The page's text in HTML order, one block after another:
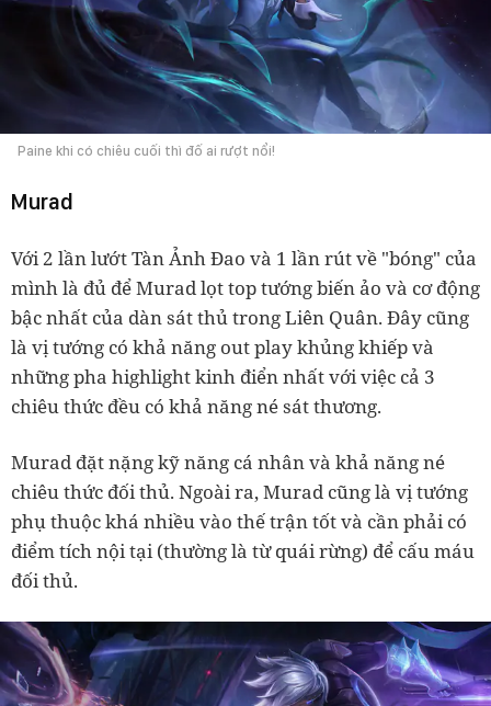
Paine khi có chiêu cuối thì đố ai rượt nổi!
Murad
Với 2 lần lướt Tàn Ảnh Đao và 1 lần rút về "bóng" của
mình là đủ để Murad lọt top tướng biến ảo và cơ động
bậc nhất của dàn sát thủ trong Liên Quân. Đây cũng
là vị tướng có khả năng out play khủng khiếp và
những pha highlight kinh điển nhất với việc cả 3
chiêu thức đều có khả năng né sát thương.
Murad đặt nặng kỹ năng cá nhân và khả năng né
chiêu thức đối thủ. Ngoài ra, Murad cũng là vị tướng
phụ thuộc khá nhiều vào thế trận tốt và cần phải có
điểm tích nội tại (thường là từ quái rừng) để cấu máu
đối thủ.